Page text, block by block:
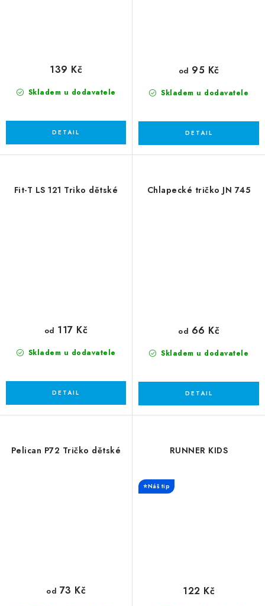
Skladem u dodavatele
139 Kč
Skladem u dodavatele
od 95 Kč
Fit-T LS 121 Triko dětské
Skladem u dodavatele
od 117 Kč
Chlapecké tričko JN 745
Skladem u dodavatele
od 66 Kč
Pelican P72 Tričko dětské
od 73 Kč
RUNNER KIDS
⭐Náš tip
122 Kč